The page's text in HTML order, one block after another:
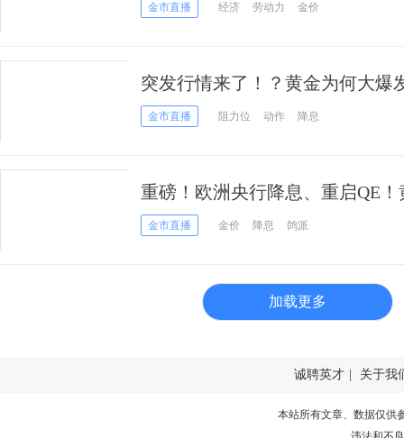
金市直播 经济 劳动力 金价
突发行情来了！？黄金为何大
金市直播 阻力位 动作 降息
重磅！欧洲央行降息、重启QE
神助攻？
金市直播 金价 降息 鸽派
加载更多
诚聘英才 关于我
本站所有文章、数据仅供